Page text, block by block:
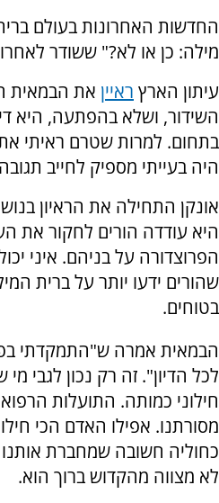
החדשות האחרונות בעולם
מילה: כן או לא?" ששודר
עיתון הארץ ראיין את הבמאית
השידור, ושלא בהפתעה, היא
בתחום. למרות שטרם ראיתי
היה בעייתי מספיק לחייב
אונקן התחילה את הראיון
היא עודדה הורים לחקור את
הפרוצדורה על בניהם. איני
שהורים ידעו יותר על ברית
בטוחים.
הבמאית אמרה ש"התמקדתי
לכל הדיון". זה רק נכון לגבי
חילוני כמותה. התועלות
מסורתנו. אפילו האדם הכי
כחוליה חשובה שמחברת
לא מצווה מהקדוש ברוך הוא.